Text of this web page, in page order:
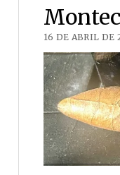
16 DE ABRIL